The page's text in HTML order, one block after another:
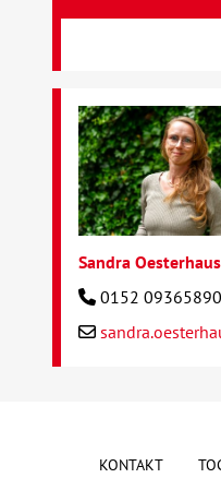
Sandra Oesterhaus
0152 09365890
KONTAKT